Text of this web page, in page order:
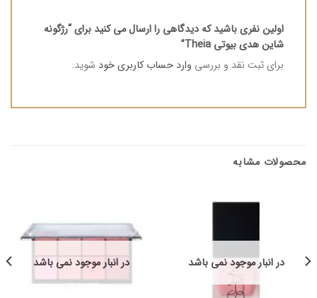
اولین نفری باشید که دیدگاهی را ارسال می کنید برای “رژگونه
شاین هدی بیوتی Theia”
برای ثبت نقد و بررسی وارد حساب کاربری خود شوید.
محصولات مشابه
در انبار موجود نمی باشد در انبار موجود نمی باشد